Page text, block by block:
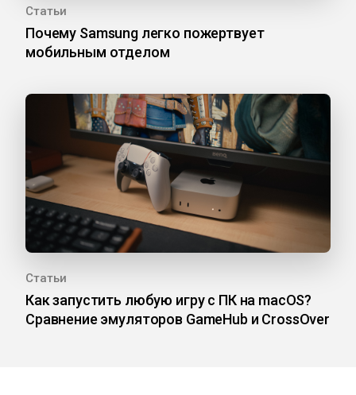
Статьи
Почему Samsung легко пожертвует
мобильным отделом
Статьи
Как запустить любую игру с ПК на macOS?
Сравнение эмуляторов GameHub и CrossOver